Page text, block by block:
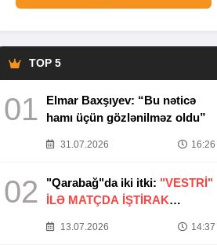
TOP 5
01
Elmar Baxşıyev: “Bu nəticə
hamı üçün gözlənilməz oldu”
31.07.2026 16:26
02 "Qarabağ"da iki itki: "VESTRİ"
İLƏ MATÇDA İŞTİRAK
13.07.2026 14:37